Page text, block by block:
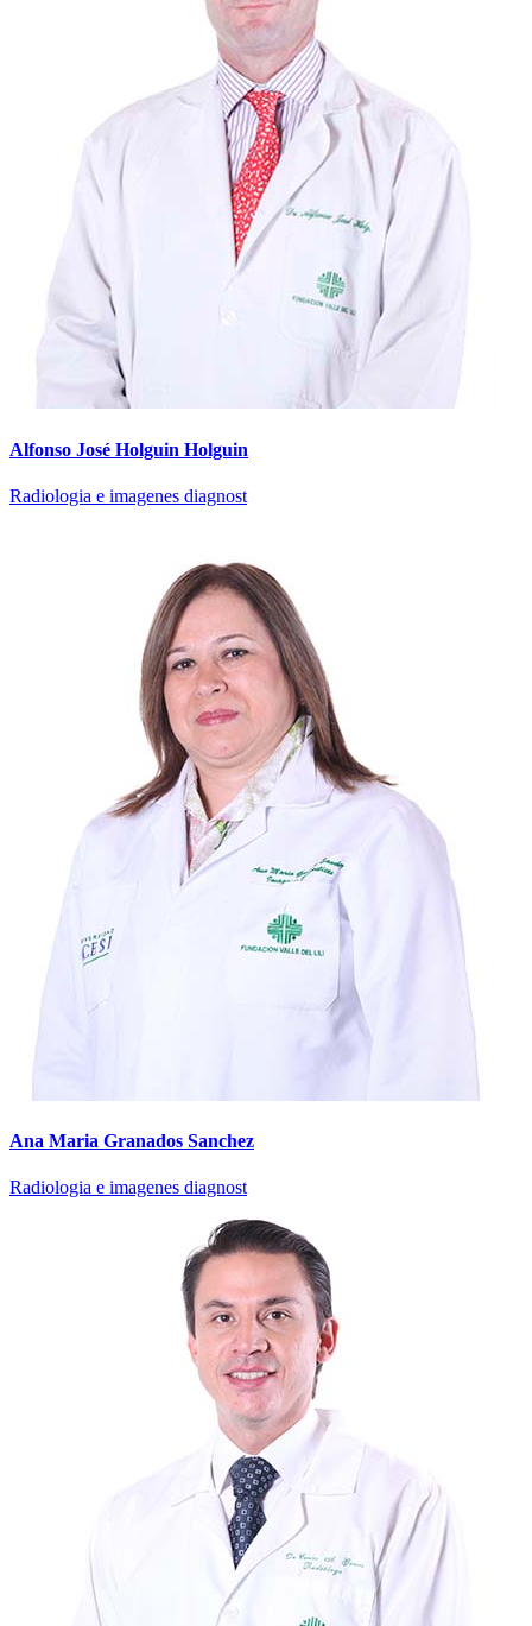
Alfonso José Holguin Holguin
Radiologia e imagenes diagnost
Ana Maria Granados Sanchez
Radiologia e imagenes diagnost